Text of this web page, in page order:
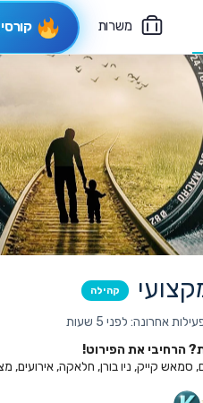
משרות
פיקוח תורני
קהילה
אחרונה: לפני 5 שעות
הרחיבי את הפירוט!
סמאש קייק, ניו בורן, חלאקה, אירועים,